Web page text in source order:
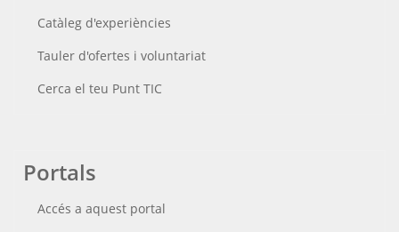
Catàleg d'experiències
Tauler d'ofertes i voluntariat
Cerca el teu Punt TIC
Portals
Accés a aquest portal